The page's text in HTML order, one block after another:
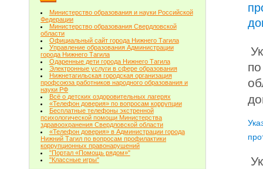
Министерство образования и науки Российской
Федерации
Министерство образования Свердловской
области
Официальный сайт города Нижнего Тагила
Управление образования Администрации
города Нижнего Тагила
Одаренные дети города Нижнего Тагила
Электронные услуги в сфере образования
Нижнетагильская городская организация
профсоюза работников народного образования и
науки РФ
Всё о детских оздоровительных лагерях
«Телефон доверия» по вопросам коррупции
Бесплатные телефоны экстренной
психологической помощи Министерства
здравоохранения Свердловской области
«Телефон доверия» в Администрации города
Нижний Тагил по вопросам профилактики
коррупционных правонарушений
"Портал «Помощь рядом»"
"Классные игры"